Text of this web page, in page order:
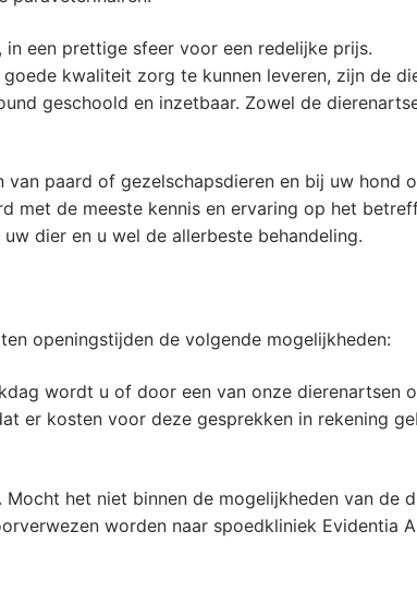
een prettige sfeer voor een redelijke prijs.
kwaliteit zorg te kunnen leveren, zijn de
geschoold en inzetbaar. Zowel de
van paard of gezelschapsdieren en bij uw hond
met de meeste kennis en ervaring op het
dier en u wel de allerbeste behandeling.
openingstijden de volgende mogelijkheden:
wordt u of door een van onze dierenartsen
er kosten voor deze gesprekken in rekening
het niet binnen de mogelijkheden van de
worden naar spoedkliniek Evidentia